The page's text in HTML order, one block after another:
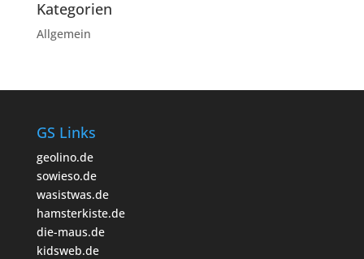
Kategorien
Allgemein
GS Links
geolino.de
sowieso.de
wasistwas.de
hamsterkiste.de
die-maus.de
kidsweb.de